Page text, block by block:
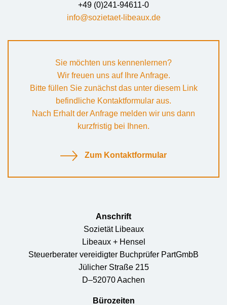
+49 (0)241-94611-0
info@sozietaet-libeaux.de
Sie möchten uns kennenlernen?
Wir freuen uns auf Ihre Anfrage.
Bitte füllen Sie zunächst das unter diesem Link
befindliche Kontaktformular aus.
Nach Erhalt der Anfrage melden wir uns dann
kurzfristig bei Ihnen.
Zum Kontaktformular
Anschrift
Sozietät Libeaux
Libeaux + Hensel
Steuerberater vereidigter Buchprüfer PartGmbB
Jülicher Straße 215
D–52070 Aachen
Bürozeiten